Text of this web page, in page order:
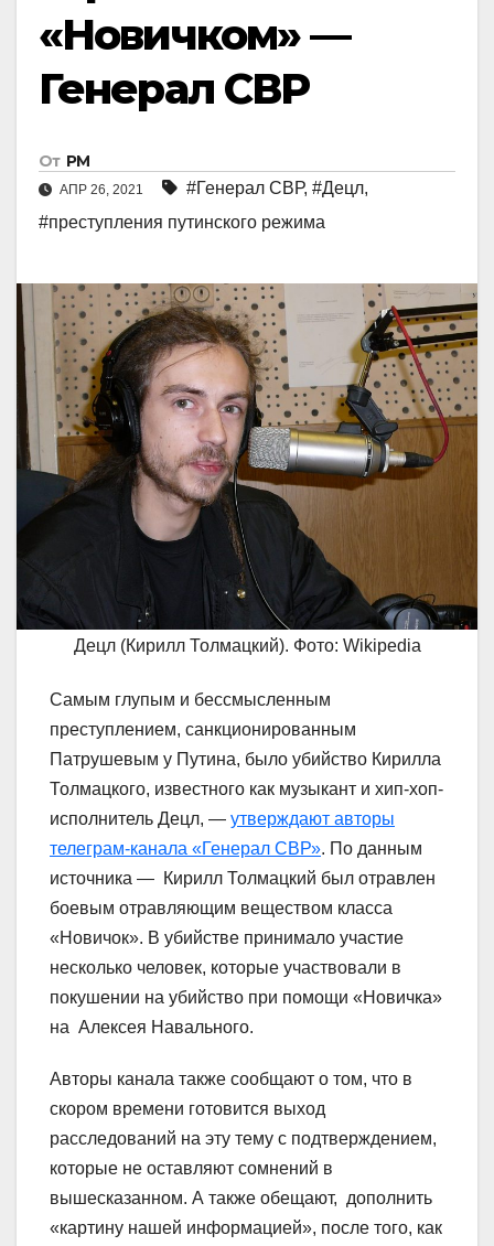
«Новичком» —
Генерал СВР
От РМ
АПР 26, 2021 #Генерал СВР, #Децл,
#преступления путинского режима
Децл (Кирилл Толмацкий). Фото: Wikipedia
Самым глупым и бессмысленным
преступлением, санкционированным
Патрушевым у Путина, было убийство Кирилла
Толмацкого, известного как музыкант и хип-хоп-
исполнитель Децл, — утверждают авторы
телеграм-канала «Генерал СВР». По данным
источника — Кирилл Толмацкий был отравлен
боевым отравляющим веществом класса
«Новичок». В убийстве принимало участие
несколько человек, которые участвовали в
покушении на убийство при помощи «Новичка»
на Алексея Навального.
Авторы канала также сообщают о том, что в
скором времени готовится выход
расследований на эту тему с подтверждением,
которые не оставляют сомнений в
вышесказанном. А также обещают, дополнить
«картину нашей информацией», после того, как